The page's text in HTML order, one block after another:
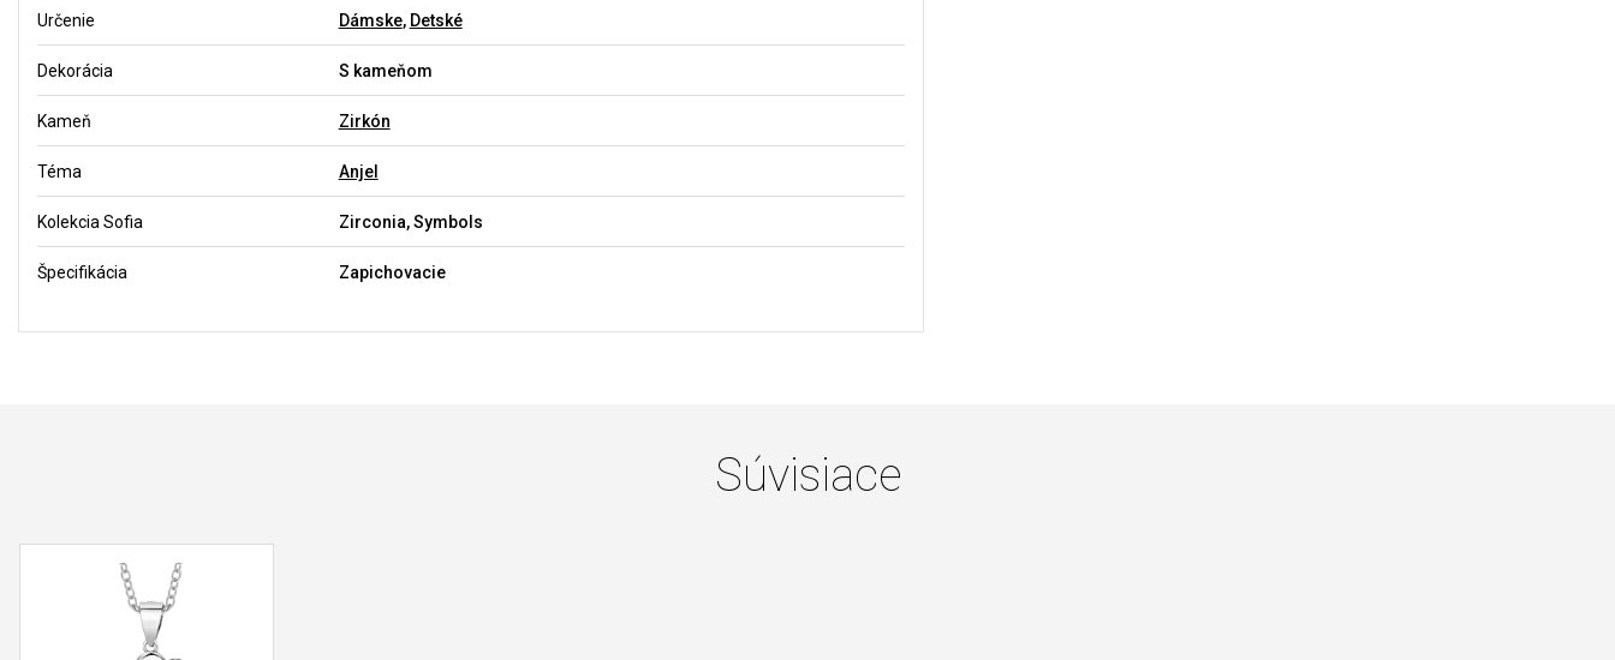
Určenie Dámske, Detské
Dekorácia S kameňom
Kameň Zirkón
Téma Anjel
Kolekcia Sofia Zirconia, Symbols
Špecifikácia Zapichovacie
Súvisiace